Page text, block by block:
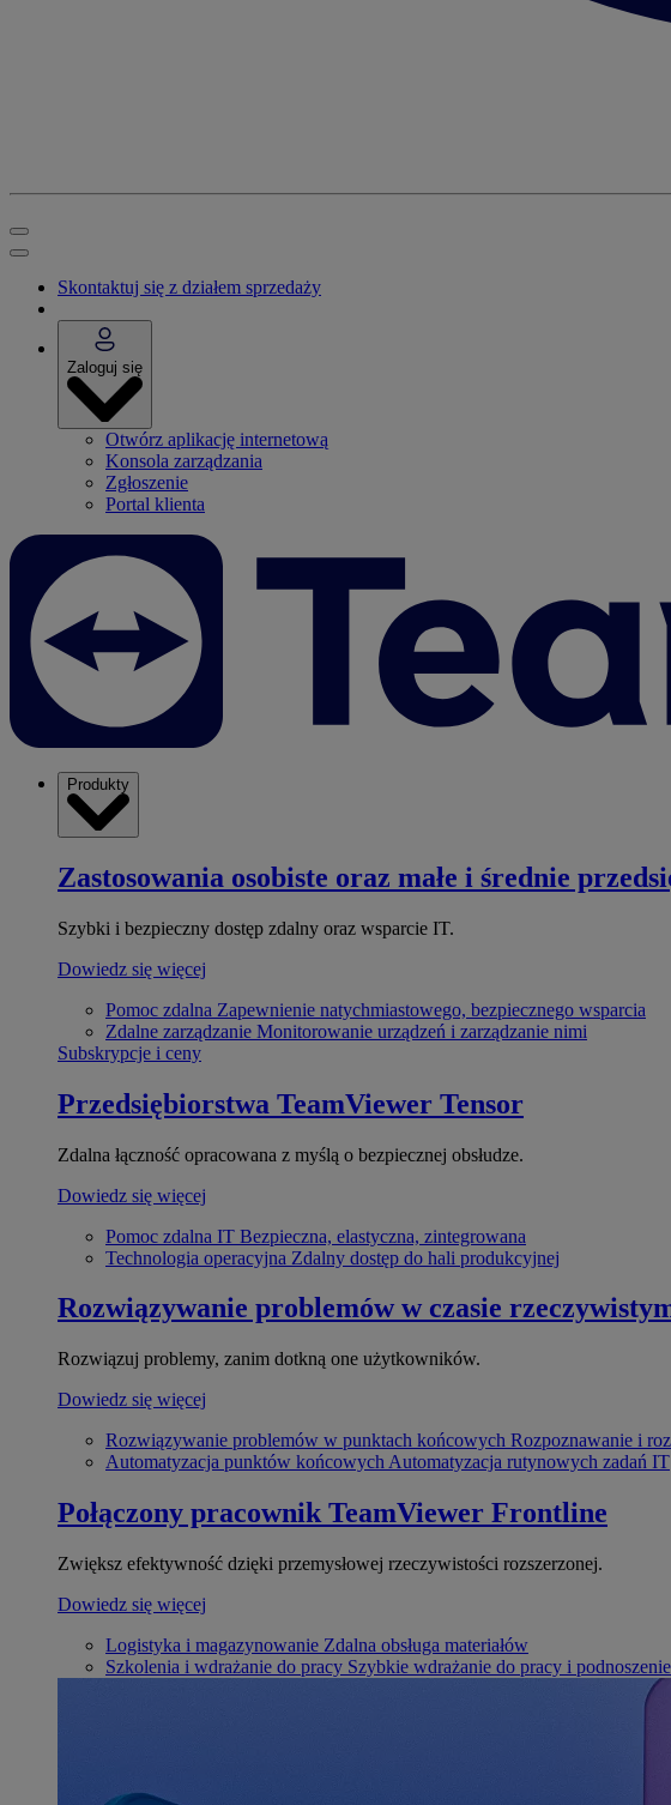
Skontaktuj się z działem sprzedaży
Zaloguj się
Otwórz aplikację internetową
Konsola zarządzania
Zgłoszenie
Portal klienta
Produkty
Zastosowania osobiste oraz małe i średnie
Szybki i bezpieczny dostęp zdalny oraz wsparcie IT.
Dowiedz się więcej
Pomoc zdalna Zapewnienie natychmiastowego, bezpiecznego wsparcia
Zdalne zarządzanie Monitorowanie urządzeń i zarządzanie nimi
Subskrypcje i ceny
Przedsiębiorstwa TeamViewer Tensor
Zdalna łączność opracowana z myślą o bezpiecznej obsłudze.
Dowiedz się więcej
Pomoc zdalna IT Bezpieczna, elastyczna, zintegrowana
Technologia operacyjna Zdalny dostęp do hali produkcyjnej
Rozwiązywanie problemów w czasie
Rozwiązuj problemy, zanim dotkną one użytkowników.
Dowiedz się więcej
Rozwiązywanie problemów w punktach końcowych Rozpoznawanie i
Automatyzacja punktów końcowych Automatyzacja rutynowych zadań IT
Połączony pracownik TeamViewer Frontline
Zwiększ efektywność dzięki przemysłowej rzeczywistości rozszerzonej.
Dowiedz się więcej
Logistyka i magazynowanie Zdalna obsługa materiałów
Szkolenia i wdrażanie do pracy Szybkie wdrażanie do pracy i